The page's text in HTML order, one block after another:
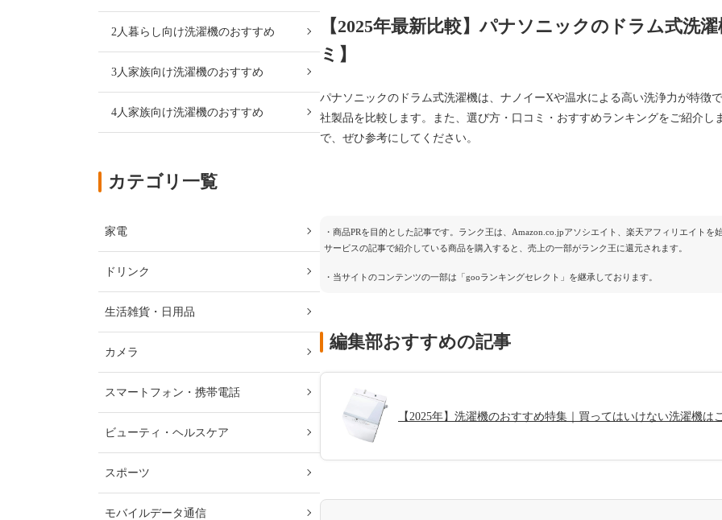
【2025年最新比較】パナソニックのドラム式洗
ミ】
パナソニックのドラム式洗濯機は、ナノイーXや温水による高い洗浄力が特徴
社製品を比較します。また、選び方・口コミ・おすすめランキングをご紹介
で、ぜひ参考にしてください。
・商品PRを目的とした記事です。ランク王は、Amazon.co.jpアソシエイト、楽天アフィリエイト
サービスの記事で紹介している商品を購入すると、売上の一部がランク王に還元されます。
・当サイトのコンテンツの一部は「gooランキングセレクト」を継承しております。
編集部おすすめの記事
【2025年】洗濯機のおすすめ特集｜買ってはいけない洗濯機は
2人暮らし向け洗濯機のおすすめ
3人家族向け洗濯機のおすすめ
4人家族向け洗濯機のおすすめ
カテゴリ一覧
家電
ドリンク
生活雑貨・日用品
カメラ
スマートフォン・携帯電話
ビューティ・ヘルスケア
スポーツ
モバイルデータ通信